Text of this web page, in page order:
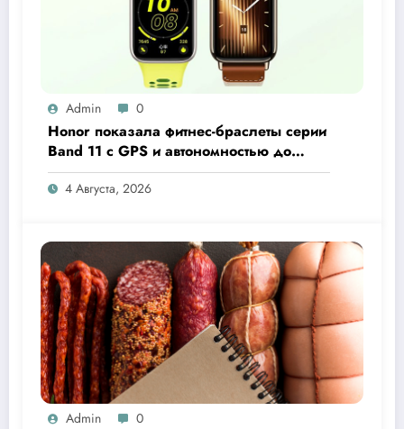
Admin 0
Honor показала фитнес-браслеты серии
Band 11 с GPS и автономностью до
26 дней
4 Августа, 2026
Admin 0